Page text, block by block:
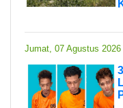
Jumat, 07 Agustus 2026